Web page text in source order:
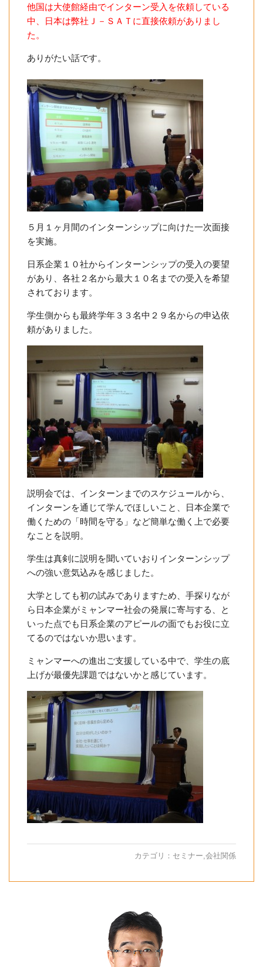
他国は大使館経由でインターン受入を依頼している
中、日本は弊社Ｊ－ＳＡＴに直接依頼がありまし
た。
ありがたい話です。
５月１ヶ月間のインターンシップに向けた一次面接
を実施。
日系企業１０社からインターンシップの受入の要望
があり、各社２名から最大１０名までの受入を希望
されております。
学生側からも最終学年３３名中２９名からの申込依
頼がありました。
説明会では、インターンまでのスケジュールから、
インターンを通じて学んでほしいこと、日本企業で
働くための「時間を守る」など簡単な働く上で必要
なことを説明。
学生は真剣に説明を聞いていおりインターンシップ
への強い意気込みを感じました。
大学としても初の試みでありますため、手探りなが
ら日本企業がミャンマー社会の発展に寄与する、と
いった点でも日系企業のアピールの面でもお役に立
てるのではないか思います。
ミャンマーへの進出ご支援している中で、学生の底
上げが最優先課題ではないかと感じています。
カテゴリ： セミナー,会社関係